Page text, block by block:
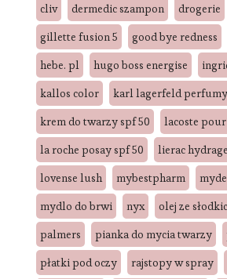
cliv
dermedic szampon drogerie
gillette fusion 5
good bye redness
hebe. pl
hugo boss energise
kallos color
karl lagerfeld perfumy
krem do twarzy spf 50
lacoste
la roche posay spf 50
lierac
lovense lush
mybestpharm
mydlo do brwi
nyx
olej ze
palmers
pianka do mycia twarzy
płatki pod oczy
rajstopy w spray